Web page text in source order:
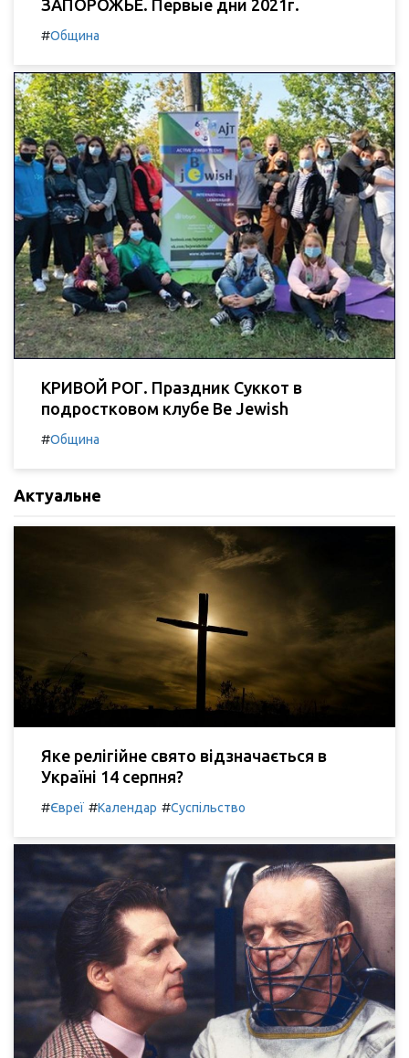
ЗАПОРОЖЬЕ. Первые дни 2021г.
#Община
КРИВОЙ РОГ. Праздник Суккот в
подростковом клубе Be Jewish
#Община
Актуальне
Яке релігійне свято відзначається в
Україні 14 серпня?
#Євреї #Календар #Суспільство